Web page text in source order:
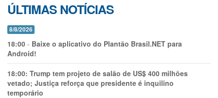
ÚLTIMAS NOTÍCIAS
8/8/2026
18:00 - Baixe o aplicativo do Plantão Brasil.NET para
Android!
18:00: Trump tem projeto de salão de US$ 400 milhões
vetado; Justiça reforça que presidente é inquilino
temporário